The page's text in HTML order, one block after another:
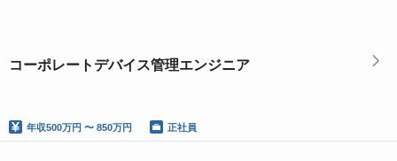
コーポレートデバイス管理エンジニア
年収500万円 〜 850万円 正社員